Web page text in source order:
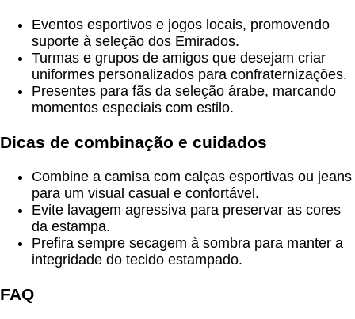
Eventos esportivos e jogos locais, promovendo
suporte à seleção dos Emirados.
Turmas e grupos de amigos que desejam criar
uniformes personalizados para confraternizações.
Presentes para fãs da seleção árabe, marcando
momentos especiais com estilo.
Dicas de combinação e cuidados
Combine a camisa com calças esportivas ou jeans
para um visual casual e confortável.
Evite lavagem agressiva para preservar as cores
da estampa.
Prefira sempre secagem à sombra para manter a
integridade do tecido estampado.
FAQ